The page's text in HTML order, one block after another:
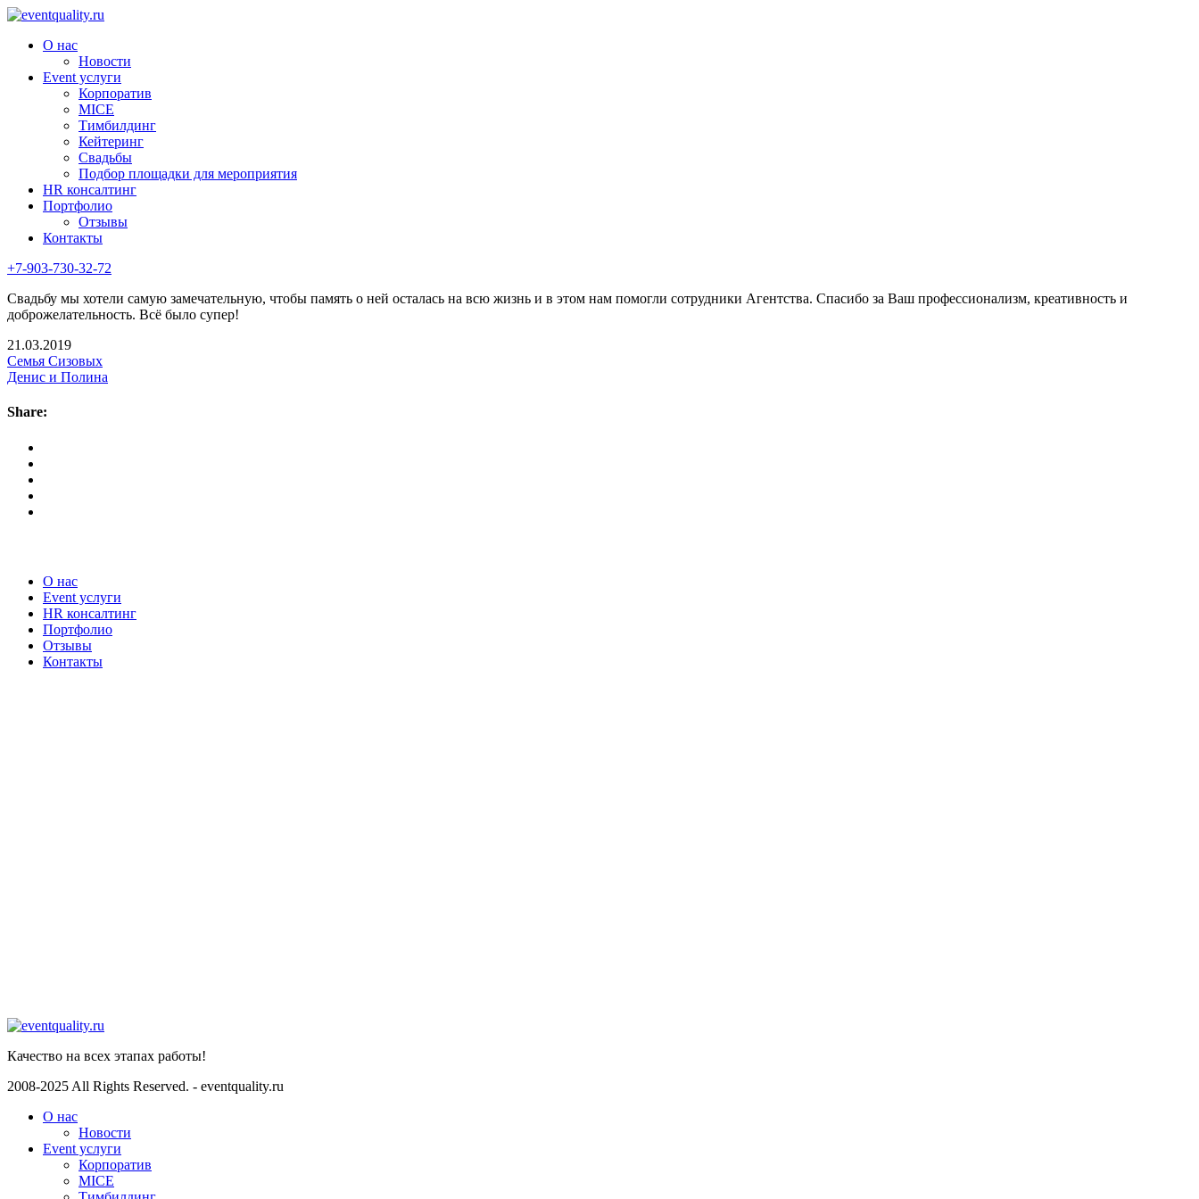
О нас
Новости
Event услуги
Корпоратив
MICE
Тимбилдинг
Кейтеринг
Свадьбы
Подбор площадки для мероприятия
HR консалтинг
Портфолио
Отзывы
Контакты
+7-903-730-32-72
Свадьбу мы хотели самую замечательную, чтобы память о ней осталась на всю жизнь и в этом нам помогли сотрудники Агентства. Спасибо за Ваш профессионализм, креативность и
доброжелательность. Всё было супер!
21.03.2019
Семья Сизовых
Денис и Полина
Share:
О нас
Event услуги
HR консалтинг
Портфолио
Отзывы
Контакты
Качество на всех этапах работы!
2008-2025 All Rights Reserved. - eventquality.ru
О нас
Новости
Event услуги
Корпоратив
MICE